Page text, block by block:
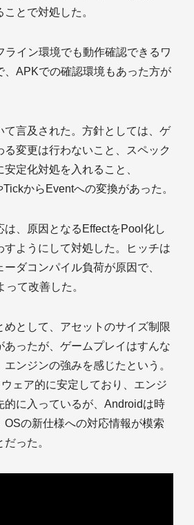
とで対処した。
ライン環境でも動作確認できるワ
、APKでの確認環境もあった方が
て言及された。方針としては、ゲ
る変更は行わないこと、スペック
定化対処を入れること、
からEventへの変換があった。
は、原因となるEffectをPool化し
すようにして対処した。ヒッチは
ダコンパイル負荷が原因で、
て改善した。
めとして、アセットのサイズ制限
あったが、ゲームプレイはすんな
ンジンの強みを感じたという。
ェア的に安定しており、エンジ
的に入っているが、Androidは時
OSの新仕様への対応情報が模索
った。